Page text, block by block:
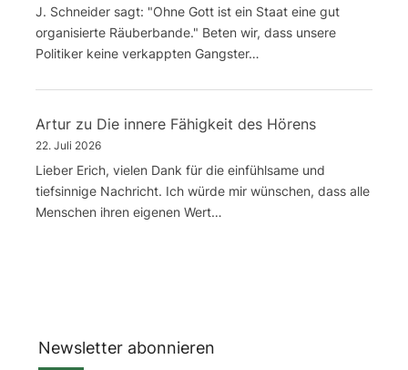
J. Schneider sagt: "Ohne Gott ist ein Staat eine gut
organisierte Räuberbande." Beten wir, dass unsere
Politiker keine verkappten Gangster…
Artur zu Die innere Fähigkeit des Hörens
22. Juli 2026
Lieber Erich, vielen Dank für die einfühlsame und
tiefsinnige Nachricht. Ich würde mir wünschen, dass alle
Menschen ihren eigenen Wert…
Newsletter abonnieren